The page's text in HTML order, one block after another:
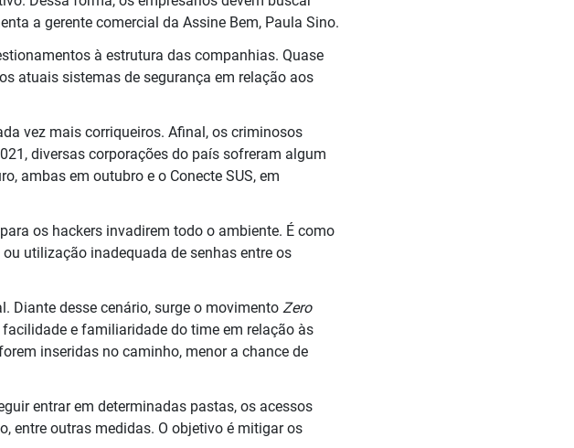
a gerente comercial da Assine Bem, Paula Sino.
à estrutura das companhias. Quase
atuais sistemas de segurança em relação aos
vez mais corriqueiros. Afinal, os criminosos
diversas corporações do país sofreram algum
ambas em outubro e o Conecte SUS, em
os hackers invadirem todo o ambiente. É como
utilização inadequada de senhas entre os
Diante desse cenário, surge o movimento Zero
e familiaridade do time em relação às
inseridas no caminho, menor a chance de
entrar em determinadas pastas, os acessos
entre outras medidas. O objetivo é mitigar os